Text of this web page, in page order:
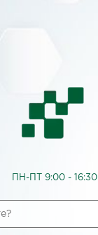
ПН-ПТ 9:00 - 16:30